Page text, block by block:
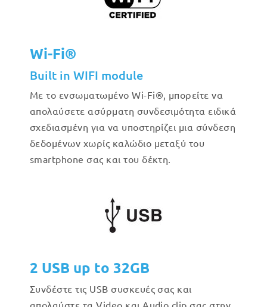
Wi-Fi®
Built in WIFI module
Με το ενσωματωμένο Wi-Fi®, μπορείτε να
απολαύσετε ασύρματη συνδεσιμότητα ειδικά
σχεδιασμένη για να υποστηρίζει μια σύνδεση
δεδομένων χωρίς καλώδιο μεταξύ του
smartphone σας και του δέκτη.
2 USB up to 32GB
Συνδέστε τις USB συσκευές σας και
απολαύστε τα Video και Audio clip σας στην